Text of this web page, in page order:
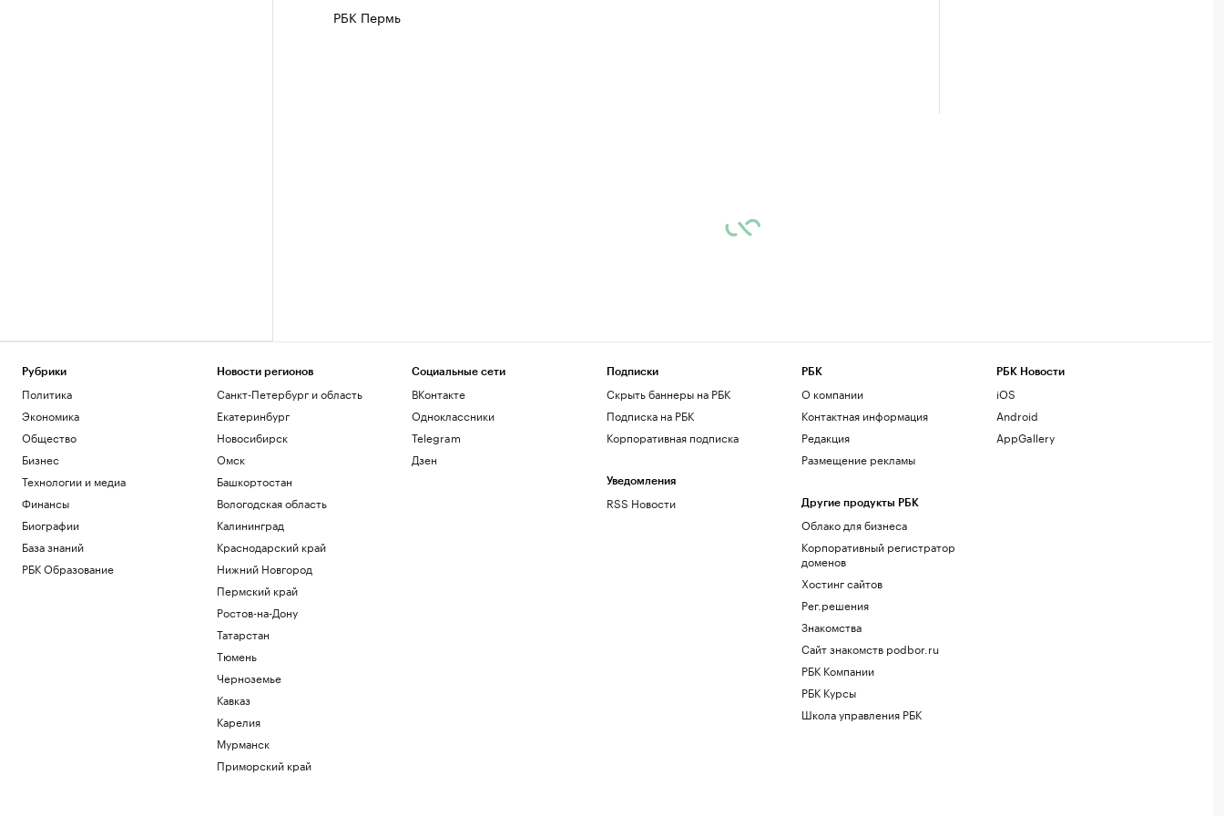
РБК Пермь
Рубрики
Политика
Экономика
Общество
Бизнес
Технологии и медиа
Финансы
Биографии
База знаний
РБК Образование
Новости регионов
Санкт-Петербург и область
Екатеринбург
Новосибирск
Омск
Башкортостан
Вологодская область
Калининград
Краснодарский край
Нижний Новгород
Пермский край
Ростов-на-Дону
Татарстан
Тюмень
Черноземье
Кавказ
Карелия
Мурманск
Приморский край
Социальные сети
ВКонтакте
Одноклассники
Telegram
Дзен
Подписки
Скрыть баннеры на РБК
Подписка на РБК
Корпоративная подписка
Уведомления
RSS Новости
РБК
О компании
Контактная информация
Редакция
Размещение рекламы
Другие продукты РБК
Облако для бизнеса
Корпоративный регистратор
доменов
Хостинг сайтов
Рег.решения
Знакомства
Сайт знакомств podbor.ru
РБК Компании
РБК Курсы
Школа управления РБК
РБК Новости
iOS
Android
AppGallery